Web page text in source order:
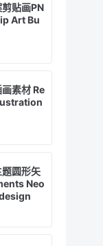
贴画PN
Art Bu
素材 Re
圆形矢
Neo